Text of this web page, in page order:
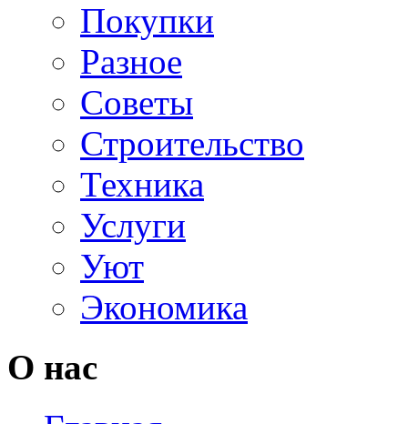
Покупки
Разное
Советы
Строительство
Техника
Услуги
Уют
Экономика
О нас